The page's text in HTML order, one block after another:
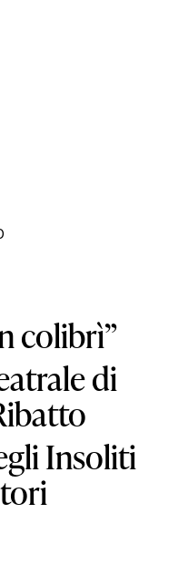
colibrì”
di
Insoliti